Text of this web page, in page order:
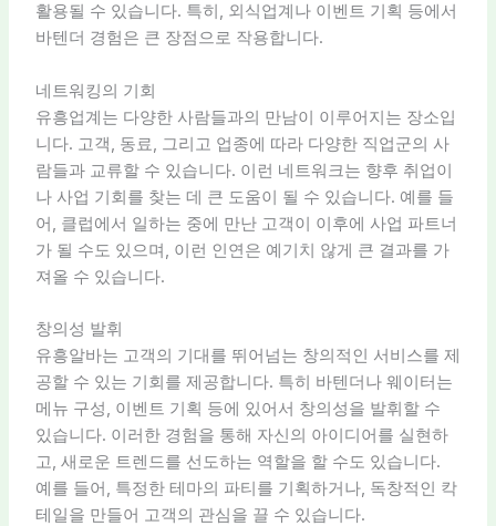
활용될 수 있습니다. 특히, 외식업계나 이벤트 기획 등에서
바텐더 경험은 큰 장점으로 작용합니다.
네트워킹의 기회
유흥업계는 다양한 사람들과의 만남이 이루어지는 장소입
니다. 고객, 동료, 그리고 업종에 따라 다양한 직업군의 사
람들과 교류할 수 있습니다. 이런 네트워크는 향후 취업이
나 사업 기회를 찾는 데 큰 도움이 될 수 있습니다. 예를 들
어, 클럽에서 일하는 중에 만난 고객이 이후에 사업 파트너
가 될 수도 있으며, 이런 인연은 예기치 않게 큰 결과를 가
져올 수 있습니다.
창의성 발휘
유흥알바는 고객의 기대를 뛰어넘는 창의적인 서비스를 제
공할 수 있는 기회를 제공합니다. 특히 바텐더나 웨이터는
메뉴 구성, 이벤트 기획 등에 있어서 창의성을 발휘할 수
있습니다. 이러한 경험을 통해 자신의 아이디어를 실현하
고, 새로운 트렌드를 선도하는 역할을 할 수도 있습니다.
예를 들어, 특정한 테마의 파티를 기획하거나, 독창적인 칵
테일을 만들어 고객의 관심을 끌 수 있습니다.